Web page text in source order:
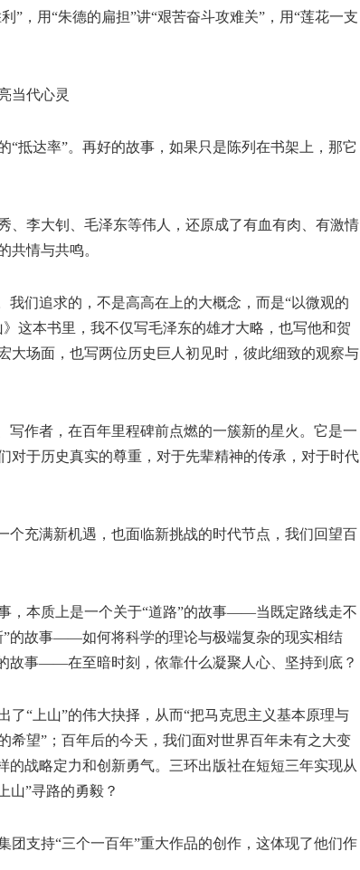
”，用“朱德的扁担”讲“艰苦奋斗攻难关”，用“莲花一支
当代心灵
达率”。再好的故事，如果只是陈列在书架上，那它
李大钊、毛泽东等伟人，还原成了有血有肉、有激情
共情与共鸣。
们追求的，不是高高在上的大概念，而是“以微观的
这本书里，我不仅写毛泽东的雄才大略，也写他和贺
大场面，也写两位历史巨人初见时，彼此细致的观察与
作者，在百年里程碑前点燃的一簇新的星火。它是一
对于历史真实的尊重，对于先辈精神的传承，对于时代
充满新机遇，也面临新挑战的时代节点，我们回望百
本质上是一个关于“道路”的故事——当既定路线走不
”的故事——如何将科学的理论与极端复杂的现实相结
故事——在至暗时刻，依靠什么凝聚人心、坚持到底？
“上山”的伟大抉择，从而“把马克思主义基本原理与
希望”；百年后的今天，我们面对世界百年未有之大变
的战略定力和创新勇气。三环出版社在短短三年实现从
山”寻路的勇毅？
支持“三个一百年”重大作品的创作，这体现了他们作